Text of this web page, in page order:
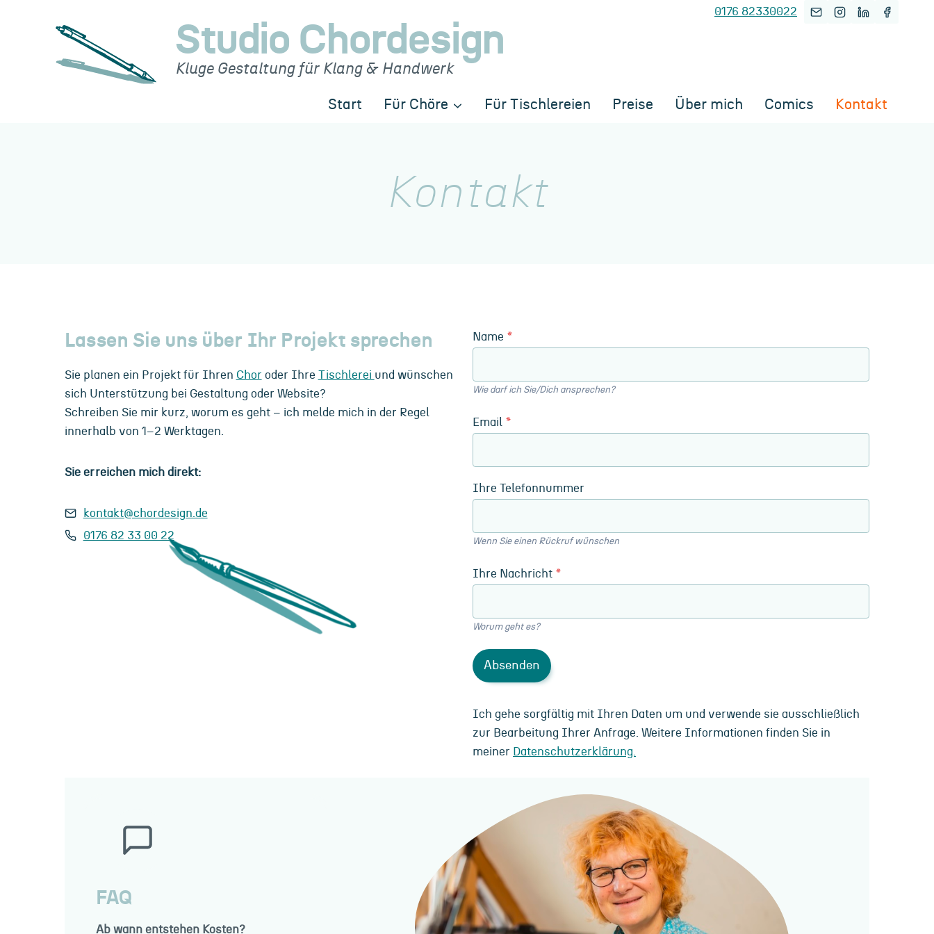
0176 82330022
Studio Chordesign
Kluge Gestaltung für Klang & Handwerk
Start Für Chöre Für Tischlereien Preise Über mich Comics Kontakt
Kontakt
Lassen Sie uns über Ihr Projekt sprechen
Sie planen ein Projekt für Ihren Chor oder Ihre Tischlerei und wünschen
sich Unterstützung bei Gestaltung oder Website?
Schreiben Sie mir kurz, worum es geht – ich melde mich in der Regel
innerhalb von 1–2 Werktagen.
Sie erreichen mich direkt:
kontakt@chordesign.de
0176 82 33 00 22
Name *
Wie darf ich Sie/Dich ansprechen?
Email *
Ihre Telefonnummer
Wenn Sie einen Rückruf wünschen
Ihre Nachricht *
Worum geht es?
Absenden
Ich gehe sorgfältig mit Ihren Daten um und verwende sie ausschließlich
zur Bearbeitung Ihrer Anfrage. Weitere Informationen finden Sie in
meiner Datenschutzerklärung.
FAQ
Ab wann entstehen Kosten?